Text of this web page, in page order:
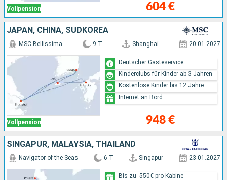
Vollpension 604 €
JAPAN, CHINA, SÜDKOREA
Vollpension
MSC Bellissima 9 T Shanghai 20.01.2027
948 €
Deutscher Gästeservice
Kinderclubs für Kinder ab 3 Jahren
Kostenlose Kinder bis 12 Jahre
Internet an Bord
SINGAPUR, MALAYSIA, THAILAND
Navigator of the Seas 6 T Singapur 23.01.2027
Bis zu -550€ pro Kabine